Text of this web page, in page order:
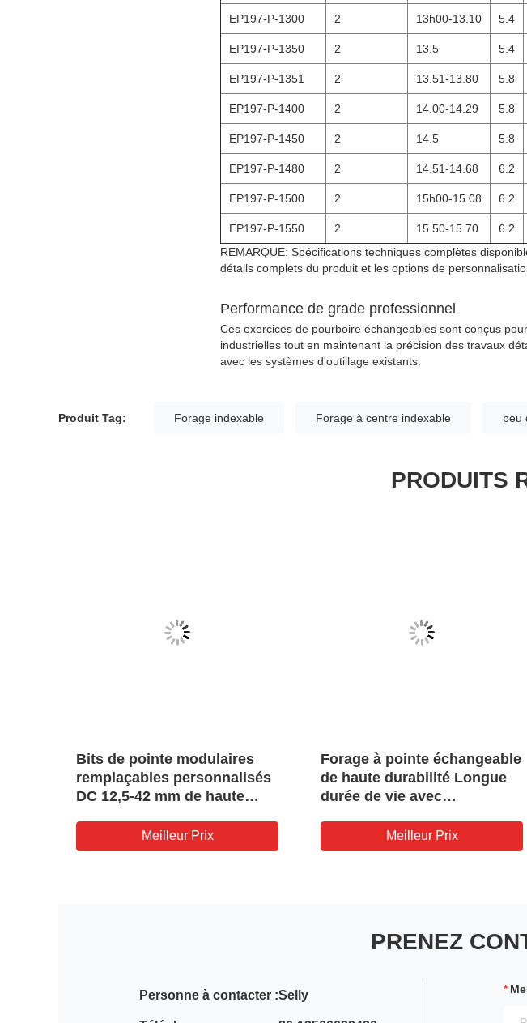
EP197-P-1300 2 13h00-13.10 5.4
EP197-P-1350 2 13.5 5.4
EP197-P-1351 2 13.51-13.80 5.8
EP197-P-1400 2 14.00-14.29 5.8
EP197-P-1450 2 14.5 5.8
EP197-P-1480 2 14.51-14.68 6.2
EP197-P-1500 2 15h00-15.08 6.2
EP197-P-1550 2 15.50-15.70 6.2
REMARQUE: Spécifications techniques complètes
détails complets du produit et les options de
Performance de grade professionnel
Ces exercices de pourboire échangeables sont conçus
industrielles tout en maintenant la précision des travaux
avec les systèmes d'outillage existants.
Produit Tag: Forage indexable Forage à centre indexable peu
PRODUITS
Bits de pointe modulaires
remplaçables personnalisés
DC 12,5-42 mm de haute
Meilleur Prix
Forage à pointe échangeable
de haute durabilité Longue
durée de vie avec
Meilleur Prix
PRENEZ
Personne à contacter :Selly